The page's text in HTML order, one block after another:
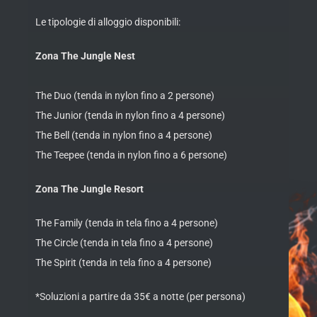
Le tipologie di alloggio disponibili:
Zona The Jungle Nest
The Duo (tenda in nylon fino a 2 persone)
The Junior (tenda in nylon fino a 4 persone)
The Bell (tenda in nylon fino a 4 persone)
The Teepee (tenda in nylon fino a 6 persone)
Zona The Jungle Resort
The Family (tenda in tela fino a 4 persone)
The Circle (tenda in tela fino a 4 persone)
The Spirit (tenda in tela fino a 4 persone)
*Soluzioni a partire da 35€ a notte (per persona)